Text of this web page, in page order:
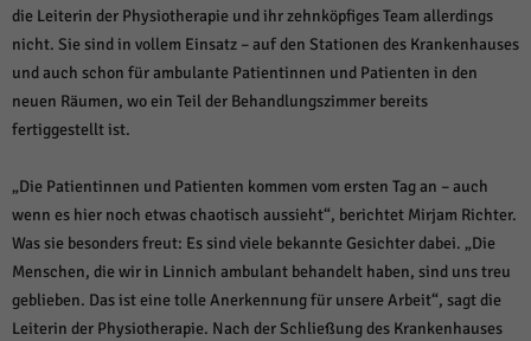
die Leiterin der Physiotherapie und ihr zehnköpfiges Team allerdings
nicht. Sie sind in vollem Einsatz – auf den Stationen des Krankenhauses
und auch schon für ambulante Patientinnen und Patienten in den
neuen Räumen, wo ein Teil der Behandlungszimmer bereits
fertiggestellt ist.
„Die Patientinnen und Patienten kommen vom ersten Tag an – auch
wenn es hier noch etwas chaotisch aussieht“, berichtet Mirjam Richter.
Was sie besonders freut: Es sind viele bekannte Gesichter dabei. „Die
Menschen, die wir in Linnich ambulant behandelt haben, sind uns treu
geblieben. Das ist eine tolle Anerkennung für unsere Arbeit“, sagt die
Leiterin der Physiotherapie. Nach der Schließung des Krankenhauses
Marketing (1)
Marketing-Cookies werden von Drittanbietern oder Publishern verwendet,
über Websites hinweg verfolgen.
Externe Medien (6)
Inhalte von Videoplattformen und Social-Media-Plattformen werden
standardmäßig blockiert. Wenn Cookies von externen Medien akzeptiert
werden, bedarf der Zugriff auf diese Inhalte keiner manuellen Einwilligung
mehr.
Cookie-Informationen anzeigen